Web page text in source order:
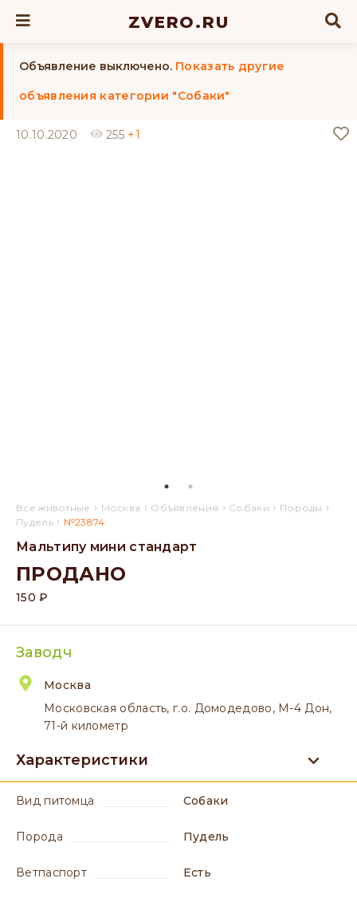
ZVERO.RU
Объявление выключено. Показать другие
объявления категории "Собаки"
10.10.2020 255 +1
Все животные › Москва › Объявления › Собаки › Породы ›
Пудель › №23874
Мальтипу мини стандарт
ПРОДАНО
150 ₽
Заводч
Москва
Московская область, г.о. Домодедово, М-4 Дон,
71-й километр
Характеристики
вид питомца Собаки
порода Пудель
ветпаспорт есть